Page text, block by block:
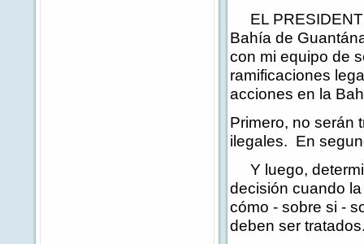
EL
Bahía de
con mi equipo de
ramificaciones
acciones en la
Primero, no serán
ilegales. En
Y luego,
decisión cuando
cómo - sobre si -
deben ser